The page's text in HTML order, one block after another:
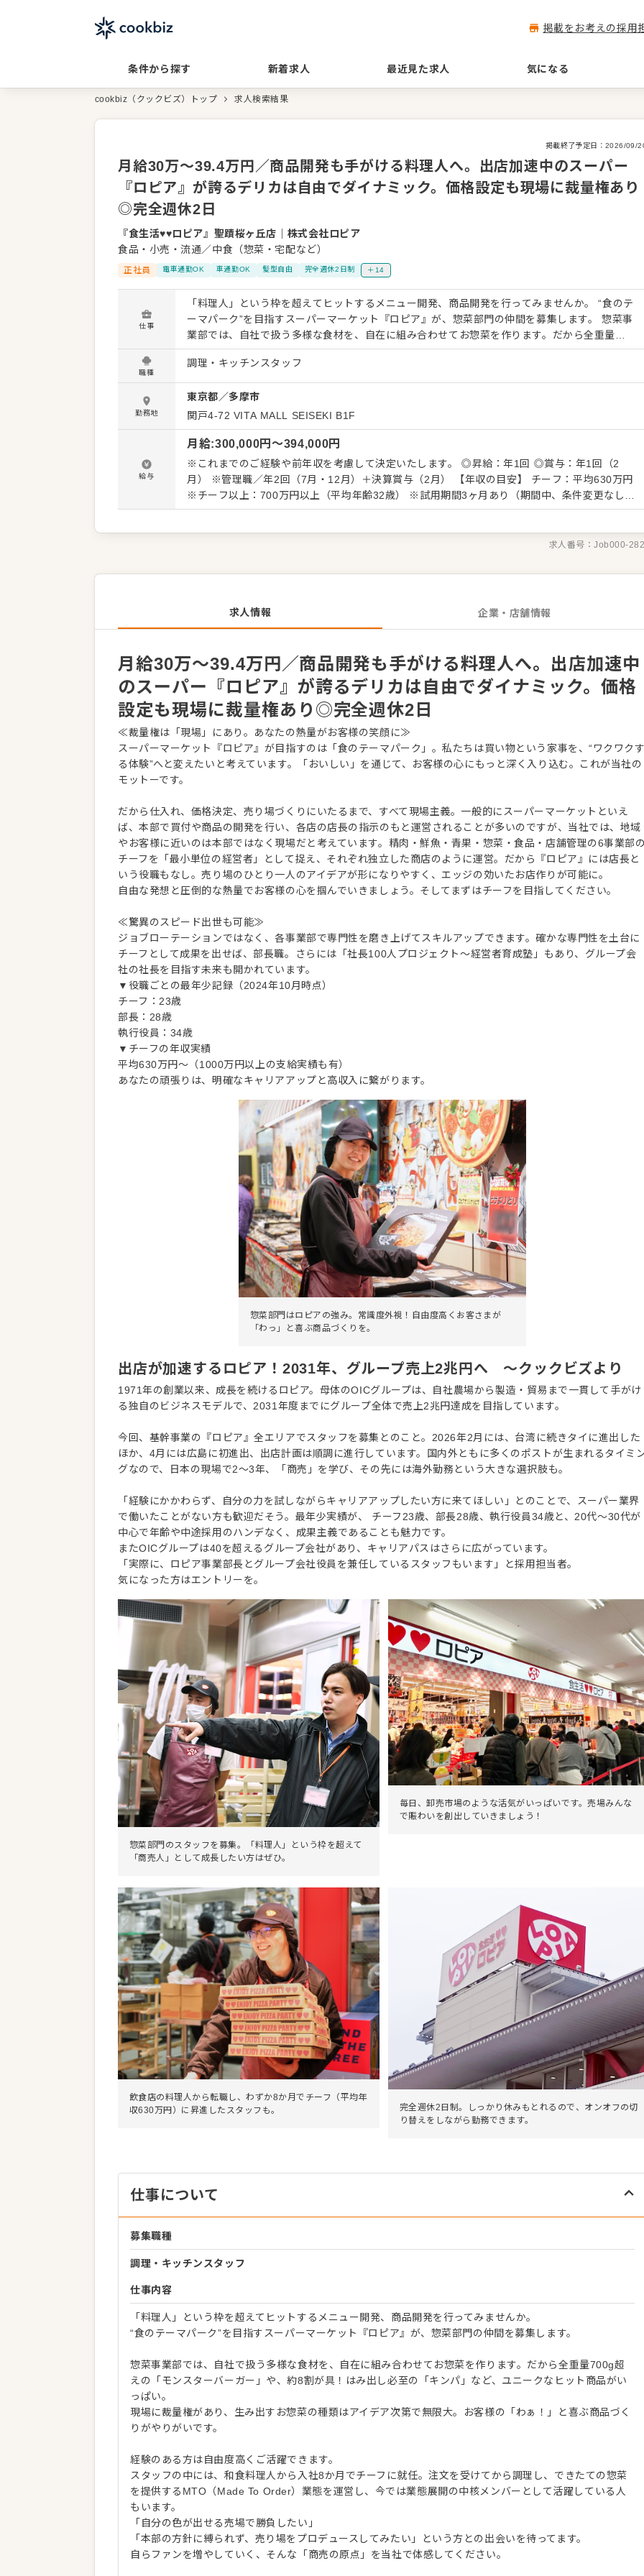
掲載をお考えの採用
条件から探す 新着求人 最近見た求人 気になる
cookbiz（クックビズ）トップ 求人検索結果
掲載終了予定日： 2026/09/
月給30万〜39.4万円／商品開発も手がける料理人へ。出店加速中のスーパー
『ロピア』が誇るデリカは自由でダイナミック。価格設定も現場に裁量権あり
◎完全週休2日
『食生活♥♥ロピア』聖蹟桜ヶ丘店
株式会社ロピア
食品・小売・流通／中食（惣菜・宅配など）
正社員 電車通勤OK 車通勤OK 髪型自由 完全週休2日制 ＋14
仕事
「料理人」という枠を超えてヒットするメニュー開発、商品開発を行ってみませんか。 “食のテ
ーマパーク”を目指すスーパーマーケット『ロピア』が、惣菜部門の仲間を募集します。 惣菜事
業部では、自社で扱う多様な食材を、自在に組み合わせてお惣菜を作ります。だから全重量
700g超えの「モンスターバーガー」や、約8割が具！はみ出し必至の「キンパ」など、ユニー
クなヒット商品がいっぱい。 現場に裁量権があり、生み出すお惣菜の種類はアイデア次第で無
限大。お客様の「わぁ！」と喜ぶ商品づくりがやりがいです。 経験のある方は自由度高くご活
躍できます。 スタッフの中には、和食料理人から入社8か月でチーフに就任。注文を受けてから
調理し、できたての惣菜を提供するMTO（Made To Order）業態を運営し、今では業態展開の
中核メンバーとして活躍している人もいます。 「自分の色が出せる売場で勝負したい」 「本部
の方針に縛られず、売り場をプロデュースしてみたい」という方との出会いを待ってます。 自
らファンを増やしていく、そんな「商売の原点」を当社で体感してください。 ■業務内容 ※
経験に応じてお任せしていきます ・接客 ・発注、仕入れ ・陳列、在庫管理 ・加工 ・商品開発
（その店舗にしかないプライベートブランドも考案できます） ・価格設定（店舗によって価格
が異なります） ・人材育成・採用など
職種
調理・キッチンスタッフ
勤務地
東京都／多摩市
関戸4-72 VITA MALL SEISEKI B1F
給与
月給:300,000円〜394,000円
※これまでのご経験や前年収を考慮して決定いたします。 ◎昇給：年1回 ◎賞与：年1回（2
月） ※管理職／年2回（7月・12月）＋決算賞与（2月） 【年収の目安】 チーフ：平均630万円
※チーフ以上：700万円以上（平均年齢32歳） ※試用期間3ヶ月あり（期間中、条件変更なし）
※固定残業代35時間分61,000円～80,300円を支給。超過分は別途支給。27年度より固定残業時
求人番号：Job000-
求人情報 企業・店舗情報
月給30万〜39.4万円／商品開発も手がける料理人へ。出店加速中
のスーパー『ロピア』が誇るデリカは自由でダイナミック。価格
設定も現場に裁量権あり◎完全週休2日
≪裁量権は「現場」にあり。あなたの熱量がお客様の笑顔に≫
スーパーマーケット『ロピア』が目指すのは「食のテーマパーク」。私たちは買い物という家事を、“ワクワク
る体験”へと変えたいと考えています。「おいしい」を通じて、お客様の心にもっと深く入り込む。これが当社の
モットーです。
だから仕入れ、価格決定、売り場づくりにいたるまで、すべて現場主義。一般的にスーパーマーケットといえ
ば、本部で買付や商品の開発を行い、各店の店長の指示のもと運営されることが多いのですが、当社では、地域
やお客様に近いのは本部ではなく現場だと考えています。精肉・鮮魚・青果・惣菜・食品・店舗管理の6事業部
チーフを「最小単位の経営者」として捉え、それぞれ独立した商店のように運営。だから『ロピア』には店長と
いう役職もなし。売り場のひとり一人のアイデアが形になりやすく、エッジの効いたお店作りが可能に。
自由な発想と圧倒的な熱量でお客様の心を掴んでいきましょう。そしてまずはチーフを目指してください。
≪驚異のスピード出世も可能≫
ジョブローテーションではなく、各事業部で専門性を磨き上げてスキルアップできます。確かな専門性を土台に
チーフとして成果を出せば、部長職。さらには「社長100人プロジェクト～経営者育成塾」もあり、グループ会
社の社長を目指す未来も開かれています。
▼役職ごとの最年少記録（2024年10月時点）
チーフ：23歳
部長：28歳
執行役員：34歳
▼チーフの年収実績
平均630万円～（1000万円以上の支給実績も有）
あなたの頑張りは、明確なキャリアアップと高収入に繋がります。
惣菜部門はロピアの強み。常識度外視！自由度高くお客さまが
「わっ」と喜ぶ商品づくりを。
出店が加速するロピア！2031年、グループ売上2兆円へ ～クックビズより
1971年の創業以来、成長を続けるロピア。母体のOICグループは、自社農場から製造・貿易まで一貫して手がけ
る独自のビジネスモデルで、2031年度までにグループ全体で売上2兆円達成を目指しています。
今回、基幹事業の『ロピア』全エリアでスタッフを募集とのこと。2026年2月には、台湾に続きタイに進出した
ほか、4月には広島に初進出、出店計画は順調に進行しています。国内外ともに多くのポストが生まれるタイミ
グなので、日本の現場で2〜3年、「商売」を学び、その先には海外勤務という大きな選択肢も。
「経験にかかわらず、自分の力を試しながらキャリアアップしたい方に来てほしい」とのことで、スーパー業界
で働いたことがない方も歓迎だそう。最年少実績が、 チーフ23歳、部長28歳、執行役員34歳と、20代〜30代が
中心で年齢や中途採用のハンデなく、成果主義であることも魅力です。
またOICグループは40を超えるグループ会社があり、キャリアパスはさらに広がっています。
「実際に、ロピア事業部長とグループ会社役員を兼任しているスタッフもいます」と採用担当者。
気になった方はエントリーを。
惣菜部門のスタッフを募集。「料理人」という枠を超えて
「商売人」として成長したい方はぜひ。
毎日、卸売市場のような活気がいっぱいです。売場みんな
で賑わいを創出していきましょう！
飲食店の料理人から転職し、わずか8か月でチーフ（平均年
収630万円）に昇進したスタッフも。
完全週休2日制。しっかり休みもとれるので、オンオフの切
り替えをしながら勤務できます。
仕事について
募集職種
調理・キッチンスタッフ
仕事内容
「料理人」という枠を超えてヒットするメニュー開発、商品開発を行ってみませんか。
“食のテーマパーク”を目指すスーパーマーケット『ロピア』が、惣菜部門の仲間を募集します。
惣菜事業部では、自社で扱う多様な食材を、自在に組み合わせてお惣菜を作ります。だから全重量700g超
えの「モンスターバーガー」や、約8割が具！はみ出し必至の「キンパ」など、ユニークなヒット商品がい
っぱい。
現場に裁量権があり、生み出すお惣菜の種類はアイデア次第で無限大。お客様の「わぁ！」と喜ぶ商品づく
りがやりがいです。
経験のある方は自由度高くご活躍できます。
スタッフの中には、和食料理人から入社8か月でチーフに就任。注文を受けてから調理し、できたての惣菜
を提供するMTO（Made To Order）業態を運営し、今では業態展開の中核メンバーとして活躍している人
もいます。
「自分の色が出せる売場で勝負したい」
「本部の方針に縛られず、売り場をプロデュースしてみたい」という方との出会いを待ってます。
自らファンを増やしていく、そんな「商売の原点」を当社で体感してください。